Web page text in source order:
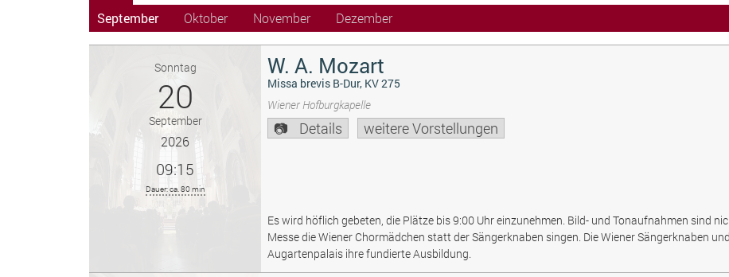
September
Oktober November Dezember
Sonntag
20
September
2026
09:15
Dauer: ca. 80 min
W. A. Mozart
Missa brevis B-Dur, KV 275
Wiener Hofburgkapelle
Details weitere Vorstellungen
Es wird höflich gebeten, die Plätze bis 9:00 Uhr einzunehmen. Bild- und Tonaufnahmen sind
Messe die Wiener Chormädchen statt der Sängerknaben singen. Die Wiener Sängerknaben
Augartenpalais ihre fundierte Ausbildung.